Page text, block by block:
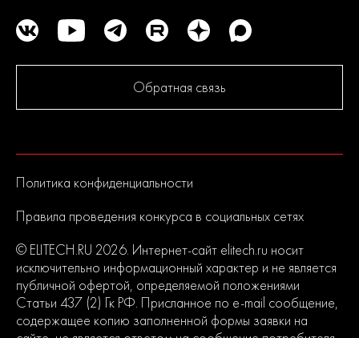
Обратная связь
Политика конфиденциальности
Правила проведения конкурса в социальных сетях
© ELITECH.RU 2026. Интернет-сайт elitech.ru носит
исключительно информационный характер и не является
публичной офертой, определяемой положениями
Статьи 437 (2) Гк РФ. Присланное по e-mail сообщение,
содержащее копию заполненной формы заявки на